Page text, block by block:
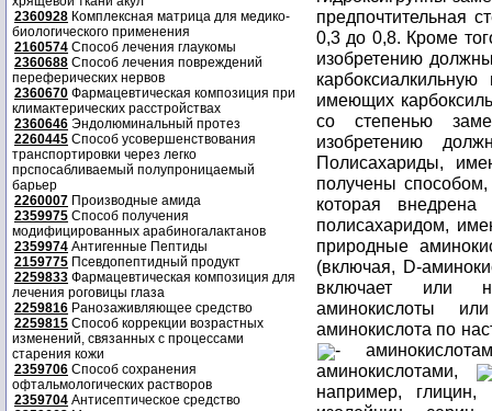
2360928 Комплексная матрица для медико-
биологического применения
2160574 Способ лечения глаукомы
2360688 Способ лечения повреждений
переферических нервов
2360670 Фармацевтическая композиция при
климактерических расстройствах
2360646 Эндолюминальный протез
2260445 Способ усовершенствования
транспортировки через легко
прспосабливаемый полупроницаемый
барьер
2260007 Производные амида
2359975 Способ получения
модифицированных арабиногалактанов
2359974 Антигенные Пептиды
2159775 Псевдопептидный продукт
2259833 Фармацевтическая композиция для
лечения роговицы глаза
2259816 Ранозаживляющее средство
2259815 Способ коррекции возрастных
изменений, связанных с процессами
старения кожи
2359706 Способ сохранения
офтальмологических растворов
2359704 Антисептическое средство
предпочтительная
0,3 до 0,8. Кроме
изобретению
имеющих
со степенью
изобретению
Полисахариды,
получены
которая
полисахаридом,
природные
(включая, D-
включает или
аминокислоты
аминокислота по
-
аминокислотами,
например, глицин,